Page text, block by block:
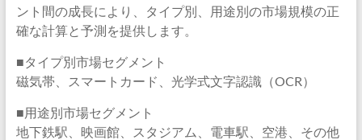
ント間の成長により、タイプ別、用途別の市場規模の正
確な計算と予測を提供します。
■タイプ別市場セグメント
磁気帯、スマートカード、光学式文字認識（OCR）
■用途別市場セグメント
地下鉄駅、映画館、スタジアム、電車駅、空港、その他